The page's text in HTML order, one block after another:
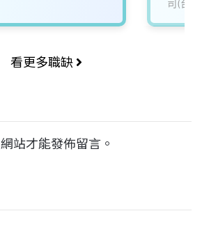
司(台
看更多職缺
網站才能發佈留言。